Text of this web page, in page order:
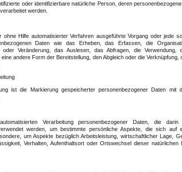
oder identifizierbare natürliche Person, deren
werden.
ohne Hilfe automatisierter Verfahren ausgeführte Vorgang oder jede
Daten wie das Erheben, das Erfassen, die
oder Veränderung, das Auslesen, das Abfragen, die Verwendung,
andere Form der Bereitstellung, den Abgleich oder die Verknüpfung,
ist die Markierung gespeicherter personenbezogener Daten mit
Verarbeitung personenbezogener Daten, die
werden, um bestimmte persönliche Aspekte, die sich auf
um Aspekte bezüglich Arbeitsleistung, wirtschaftlicher Lage,
Verhalten, Aufenthaltsort oder Ortswechsel dieser